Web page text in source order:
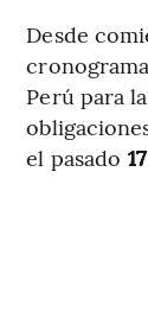
Desde
Perú para
el pasado